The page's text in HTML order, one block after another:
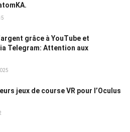
grâce à YouTube et
Telegram: Attention aux
jeux de course VR pour l’Oculus